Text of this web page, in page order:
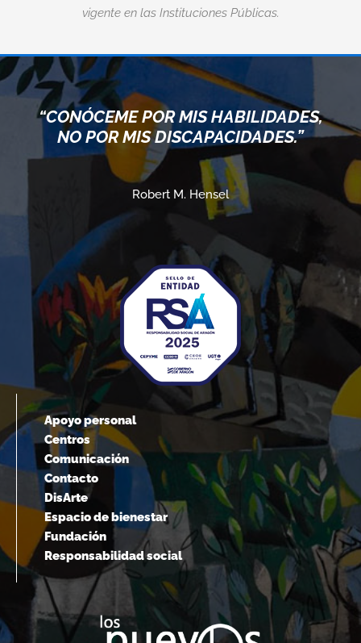
vigente en las Instituciones Públicas.
“CONÓCEME POR MIS HABILIDADES,
NO POR MIS DISCAPACIDADES.”
Robert M. Hensel
Apoyo personal
Centros
Comunicación
Contacto
DisArte
Espacio de bienestar
Fundación
Responsabilidad social